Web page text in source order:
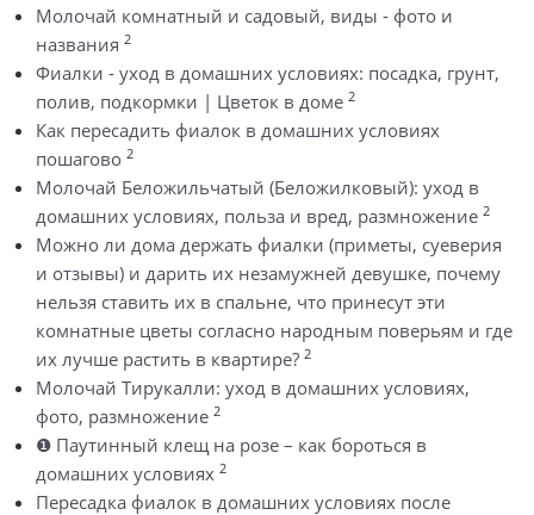
Молочай комнатный и садовый, виды - фото и
названия 2
Фиалки - уход в домашних условиях: посадка, грунт,
полив, подкормки | Цветок в доме 2
Как пересадить фиалок в домашних условиях
пошагово 2
Молочай Беложильчатый (Беложилковый): уход в
домашних условиях, польза и вред, размножение 2
Можно ли дома держать фиалки (приметы, суеверия
и отзывы) и дарить их незамужней девушке, почему
нельзя ставить их в спальне, что принесут эти
комнатные цветы согласно народным поверьям и где
их лучше растить в квартире? 2
Молочай Тирукалли: уход в домашних условиях,
фото, размножение 2
❶ Паутинный клещ на розе – как бороться в
домашних условиях 2
Пересадка фиалок в домашних условиях после